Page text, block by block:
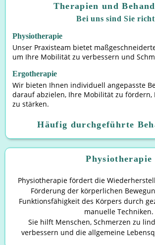
Physiotherapie fördert die
Förderung der körperlichen
Funktionsfähigkeit des Körpers durch
manuelle Techniken.
Sie hilft Menschen, Schmerzen zu
verbessern und die allgemeine
Physiotherapie
Therapien und
Bei uns sind Sie
Physiotherapie
Unser Praxisteam bietet
um Ihre Mobilität zu verbessern und
Ergotherapie
Wir bieten Ihnen individuell angepasste
darauf abzielen, Ihre Mobilität zu
zu stärken.
Häufig durchgeführte